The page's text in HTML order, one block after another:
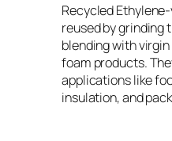
Recycled
reused by grinding
blending with
foam products.
applications like
insulation, and